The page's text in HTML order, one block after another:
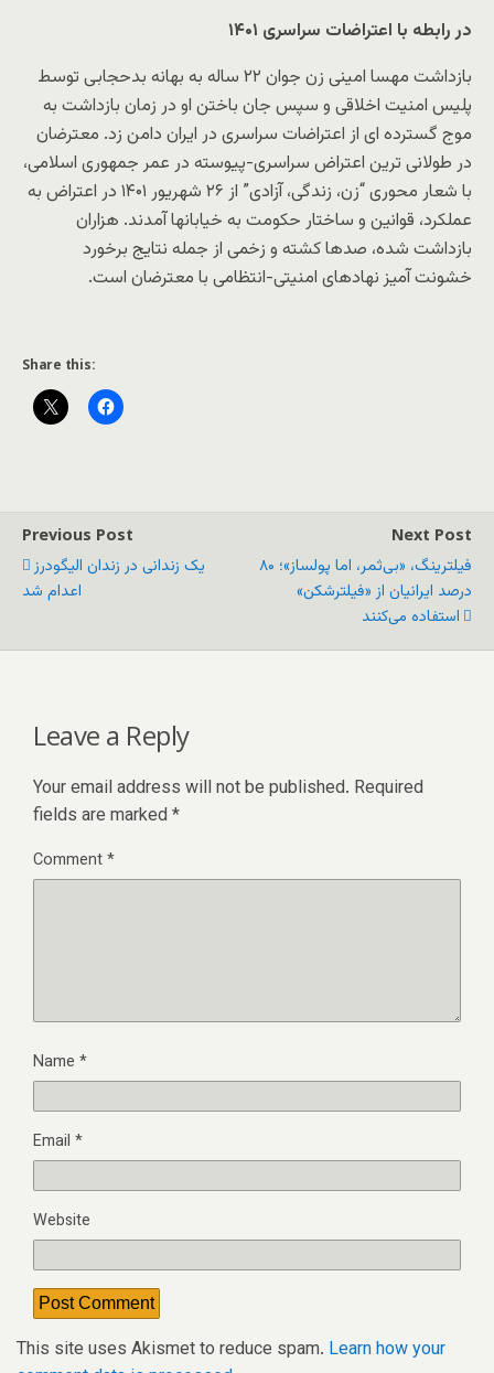
در رابطه با اعتراضات سراسری ۱۴۰۱
بازداشت مهسا امینی زن جوان ۲۲ ساله به بهانه بدحجابی توسط
پلیس امنیت اخلاقی و سپس جان باختن او در زمان بازداشت به
موج گسترده ای از اعتراضات سراسری در ایران دامن زد. معترضان
در طولانی ترین اعتراض سراسری-پیوسته در عمر جمهوری اسلامی،
با شعار محوری “زن، زندگی، آزادی” از ۲۶ شهریور ۱۴۰۱ در اعتراض به
عملکرد، قوانین و ساختار حکومت به خیابانها آمدند. هزاران
بازداشت شده، صدها کشته و زخمی از جمله نتایج برخورد
خشونت آمیز نهادهای امنیتی-انتظامی با معترضان است.
Share this:
Previous Post
یک زندانی در زندان الیگودرز
اعدام شد
Next Post
فیلترینگ، «بی‌ثمر، اما پولساز»؛ ۸۰
درصد ایرانیان از «فیلترشکن»
استفاده می‌کنند
Leave a Reply
Your email address will not be published. Required
fields are marked *
Comment*
Name *
Email *
Website
This site uses Akismet to reduce spam. Learn how your